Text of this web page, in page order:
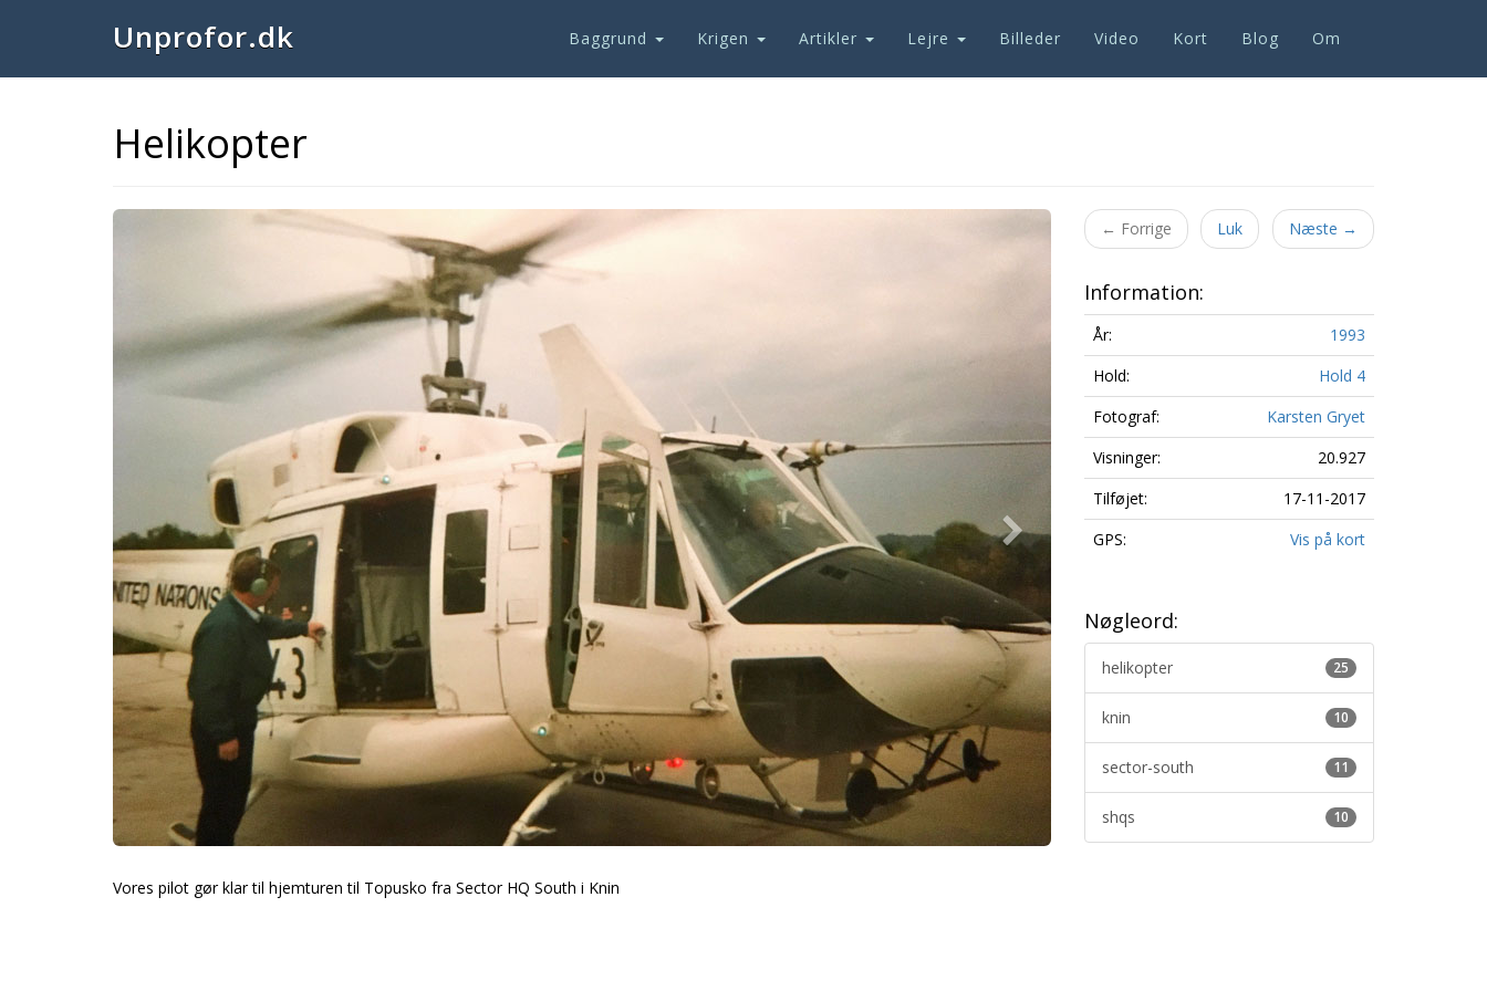
Unprofor.dk Baggrund Krigen Artikler Lejre Billeder Video Kort Blog Om
Helikopter
Vores pilot gør klar til hjemturen til Topusko fra Sector HQ South i Knin
← Forrige Luk Næste →
Information:
År:
1993
Hold:
Hold 4
Fotograf:
Karsten Gryet
Visninger:
20.927
Tilføjet:
17-11-2017
GPS:
Vis på kort
Nøgleord:
25
helikopter
10
knin
11
sector-south
10
shqs